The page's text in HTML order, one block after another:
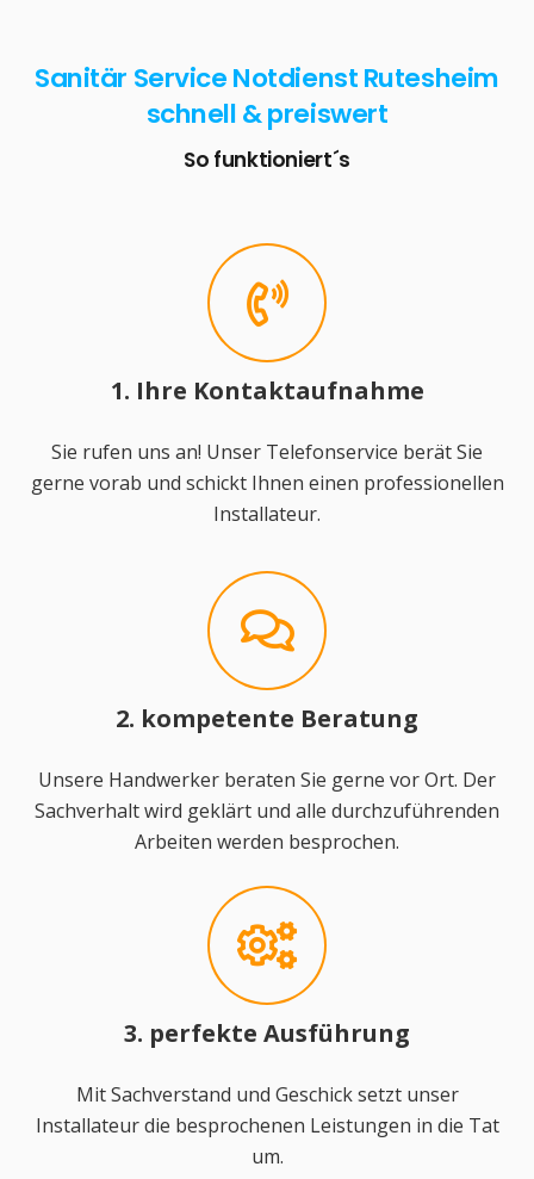
Sanitär Service Notdienst Rutesheim
schnell & preiswert
So funktioniert´s
1. Ihre Kontaktaufnahme
Sie rufen uns an! Unser Telefonservice berät Sie
gerne vorab und schickt Ihnen einen professionellen
Installateur.
2. kompetente Beratung
Unsere Handwerker beraten Sie gerne vor Ort. Der
Sachverhalt wird geklärt und alle durchzuführenden
Arbeiten werden besprochen.
3. perfekte Ausführung
Mit Sachverstand und Geschick setzt unser
Installateur die besprochenen Leistungen in die Tat
um.